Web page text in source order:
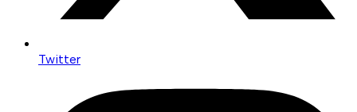
Twitter